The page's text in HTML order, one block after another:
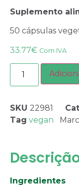
Suplemento
50 cápsulas
33.77€ Com IVA
SKU 22981
Tag vegan
Ingredientes